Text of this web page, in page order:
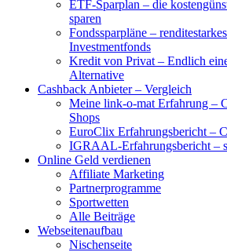
ETF-Sparplan – die
sparen
Fondssparpläne –
Investmentfonds
Kredit von Privat – Endlich
Alternative
Cashback Anbieter – Vergleich
Meine link-o-mat Erfahrung –
Shops
EuroClix Erfahrungsbericht –
IGRAAL-Erfahrungsbericht –
Online Geld verdienen
Affiliate Marketing
Partnerprogramme
Sportwetten
Alle Beiträge
Webseitenaufbau
Nischenseite